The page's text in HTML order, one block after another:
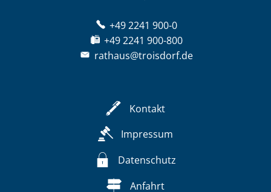
+49 2241 900-0
+49 2241 900-800
rathaus@troisdorf.de
Kontakt
Impressum
Datenschutz
Anfahrt